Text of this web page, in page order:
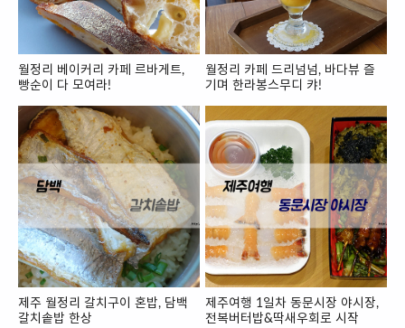
월정리 베이커리 카페 르바게트,
빵순이 다 모여라!
월정리 카페 드리넘넘, 바다뷰 즐
기며 한라봉스무디 캬!
제주 월정리 갈치구이 혼밥, 담백
갈치솥밥 한상
제주여행 1일차 동문시장 야시장,
전복버터밥&딱새우회로 시작